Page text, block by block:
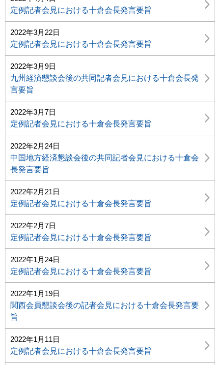
定例記者会見における十倉会長発言要旨
2022年3月22日
定例記者会見における十倉会長発言要旨
2022年3月9日
九州経済懇談会後の共同記者会見における十倉会長発
言要旨
2022年3月7日
定例記者会見における十倉会長発言要旨
2022年2月24日
中国地方経済懇談会後の共同記者会見における十倉会
長発言要旨
2022年2月21日
定例記者会見における十倉会長発言要旨
2022年2月7日
定例記者会見における十倉会長発言要旨
2022年1月24日
定例記者会見における十倉会長発言要旨
2022年1月19日
関西会員懇談会後の記者会見における十倉会長発言要
旨
2022年1月11日
定例記者会見における十倉会長発言要旨